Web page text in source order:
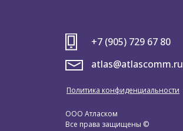
+7 (905) 729 67 80
atlas@atlascomm.ru
ООО Атласком
Все права защищены ©
Политика конфиденциальности